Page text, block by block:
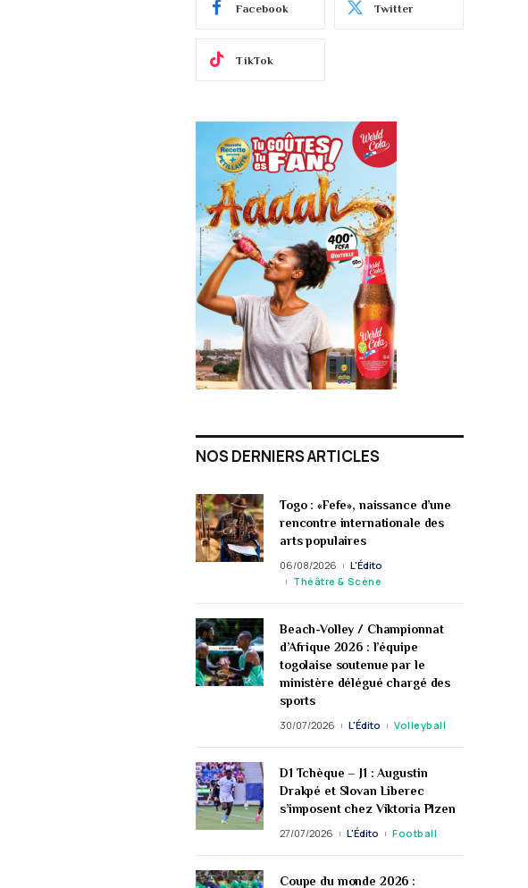
Facebook Twitter
TikTok
NOS DERNIERS ARTICLES
Togo : «Fefe», naissance d’une
rencontre internationale des
arts populaires
06/08/2026
L'Édito
Théâtre & Scène
Beach-Volley / Championnat
d’Afrique 2026 : l’équipe
togolaise soutenue par le
ministère délégué chargé des
sports
30/07/2026 L'Édito Volleyball
D1 Tchèque – J1 : Augustin
Drakpé et Slovan Liberec
s’imposent chez Viktoria Plzen
27/07/2026 L'Édito Football
Coupe du monde 2026 :